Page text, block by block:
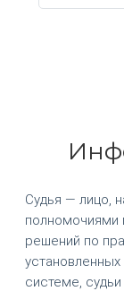
Судья — лицо,
решений по
системе,